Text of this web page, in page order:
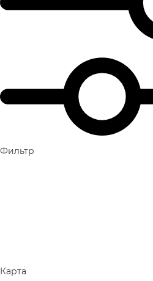
Фильтр
Карта